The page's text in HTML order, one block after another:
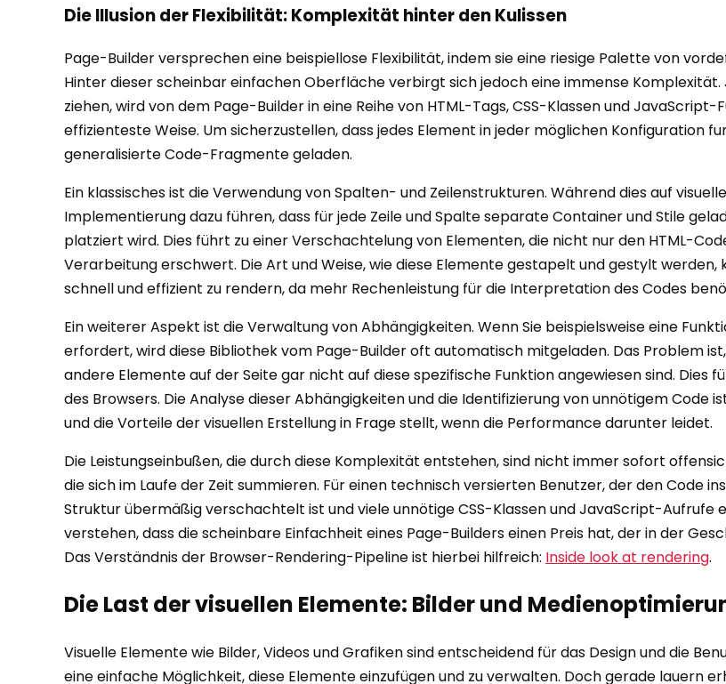
Die Illusion der Flexibilität: Komplexität hinter den Kulissen
Page-Builder versprechen eine beispiellose Flexibilität, indem sie eine riesige Palette von
Hinter dieser scheinbar einfachen Oberfläche verbirgt sich jedoch eine immense
ziehen, wird von dem Page-Builder in eine Reihe von HTML-Tags, CSS-Klassen und
effizienteste Weise. Um sicherzustellen, dass jedes Element in jeder möglichen Konfiguration
generalisierte Code-Fragmente geladen.
Ein klassisches ist die Verwendung von Spalten- und Zeilenstrukturen. Während dies auf
Implementierung dazu führen, dass für jede Zeile und Spalte separate Container und Stile
platziert wird. Dies führt zu einer Verschachtelung von Elementen, die nicht nur den HTML-
Verarbeitung erschwert. Die Art und Weise, wie diese Elemente gestapelt und gestylt
schnell und effizient zu rendern, da mehr Rechenleistung für die Interpretation des Codes
Ein weiterer Aspekt ist die Verwaltung von Abhängigkeiten. Wenn Sie beispielsweise eine
erfordert, wird diese Bibliothek vom Page-Builder oft automatisch mitgeladen. Das Problem
andere Elemente auf der Seite gar nicht auf diese spezifische Funktion angewiesen sind. Dies
des Browsers. Die Analyse dieser Abhängigkeiten und die Identifizierung von unnötigem
und die Vorteile der visuellen Erstellung in Frage stellt, wenn die Performance darunter leidet.
Die Leistungseinbußen, die durch diese Komplexität entstehen, sind nicht immer sofort
die sich im Laufe der Zeit summieren. Für einen technisch versierten Benutzer, der den Code
Struktur übermäßig verschachtelt ist und viele unnötige CSS-Klassen und JavaScript-Aufrufe
verstehen, dass die scheinbare Einfachheit eines Page-Builders einen Preis hat, der in der
Das Verständnis der Browser-Rendering-Pipeline ist hierbei hilfreich: Inside look at rendering.
Die Last der visuellen Elemente: Bilder und
Visuelle Elemente wie Bilder, Videos und Grafiken sind entscheidend für das Design und die
eine einfache Möglichkeit, diese Elemente einzufügen und zu verwalten. Doch gerade lauern